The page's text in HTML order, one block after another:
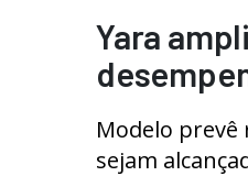
Yara
Modelo
sejam